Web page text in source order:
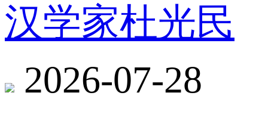
汉学家杜光民
2026-07-28